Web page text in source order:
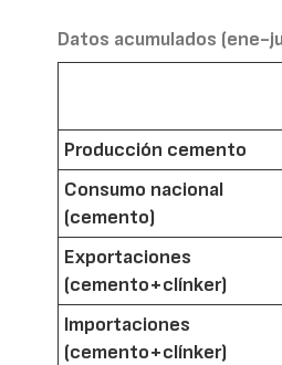
Datos acumulados (ene-
Producción cemento
Consumo nacional
(cemento)
Exportaciones
(cemento+clínker)
Importaciones
(cemento+clínker)